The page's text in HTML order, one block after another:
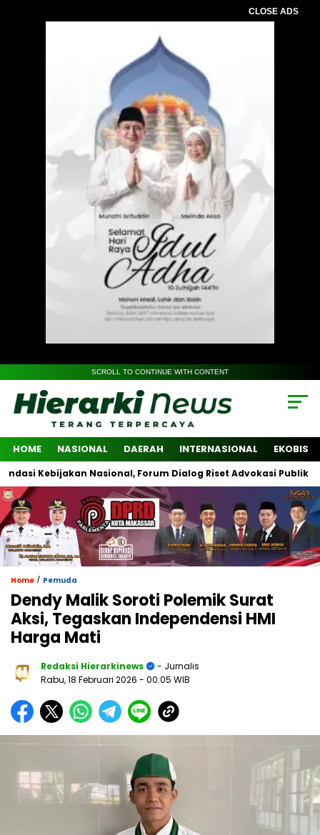
CLOSE ADS
SCROLL TO CONTINUE WITH CONTENT
HOME NASIONAL DAERAH INTERNASIONAL EKOBIS
Kebijakan Nasional, Forum Dialog Riset Advokasi Publik
Home / Pemuda
Dendy Malik Soroti Polemik Surat
Aksi, Tegaskan Independensi HMI
Harga Mati
Redaksi Hierarkinews
- Jurnalis
Rabu, 18 Februari 2026 - 00:05 WIB